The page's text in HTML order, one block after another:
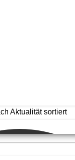
Aktualität sortiert